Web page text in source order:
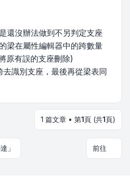
還沒辦法做到不另判定支座
梁在屬性編輯器中的跨數量
原有誤的支座刪除)
識別支座，最後再從梁表同
1 篇文章 • 第1頁 (共1頁)
」 前往